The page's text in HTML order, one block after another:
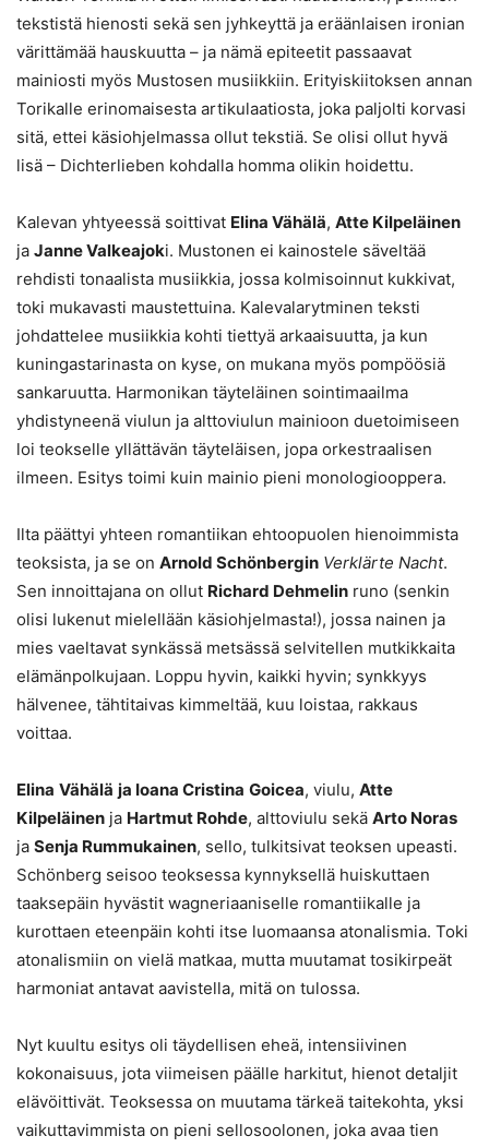
tekstistä hienosti sekä sen jyhkeyttä ja eräänlaisen ironian
värittämää hauskuutta – ja nämä epiteetit passaavat
mainiosti myös Mustosen musiikkiin. Erityiskiitoksen annan
Torikalle erinomaisesta artikulaatiosta, joka paljolti korvasi
sitä, ettei käsiohjelmassa ollut tekstiä. Se olisi ollut hyvä
lisä – Dichterlieben kohdalla homma olikin hoidettu.
Kalevan yhtyeessä soittivat Elina Vähälä, Atte Kilpeläinen
ja Janne Valkeajoki. Mustonen ei kainostele säveltää
rehdisti tonaalista musiikkia, jossa kolmisoinnut kukkivat,
toki mukavasti maustettuina. Kalevalarytminen teksti
johdattelee musiikkia kohti tiettyä arkaaisuutta, ja kun
kuningastarinasta on kyse, on mukana myös pompöösiä
sankaruutta. Harmonikan täyteläinen sointimaailma
yhdistyneenä viulun ja alttoviulun mainioon duetoimiseen
loi teokselle yllättävän täyteläisen, jopa orkestraalisen
ilmeen. Esitys toimi kuin mainio pieni monologiooppera.
Ilta päättyi yhteen romantiikan ehtoopuolen hienoimmista
teoksista, ja se on Arnold Schönbergin Verklärte Nacht.
Sen innoittajana on ollut Richard Dehmelin runo (senkin
olisi lukenut mielellään käsiohjelmasta!), jossa nainen ja
mies vaeltavat synkässä metsässä selvitellen mutkikkaita
elämänpolkujaan. Loppu hyvin, kaikki hyvin; synkkyys
hälvenee, tähtitaivas kimmeltää, kuu loistaa, rakkaus
voittaa.
Elina Vähälä ja Ioana Cristina Goicea, viulu, Atte
Kilpeläinen ja Hartmut Rohde, alttoviulu sekä Arto Noras
ja Senja Rummukainen, sello, tulkitsivat teoksen upeasti.
Schönberg seisoo teoksessa kynnyksellä huiskuttaen
taaksepäin hyvästit wagneriaaniselle romantiikalle ja
kurottaen eteenpäin kohti itse luomaansa atonalismia. Toki
atonalismiin on vielä matkaa, mutta muutamat tosikirpeät
harmoniat antavat aavistella, mitä on tulossa.
Nyt kuultu esitys oli täydellisen eheä, intensiivinen
kokonaisuus, jota viimeisen päälle harkitut, hienot detaljit
elävöittivät. Teoksessa on muutama tärkeä taitekohta, yksi
vaikuttavimmista on pieni sellosoolonen, joka avaa tien